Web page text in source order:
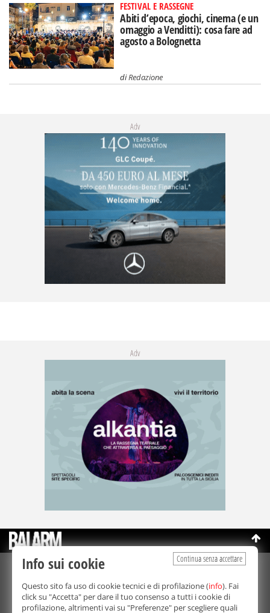
FESTIVAL E RASSEGNE
Abiti d’epoca, giochi, cinema (e un
omaggio a Venditti): cosa fare ad
agosto a Bolognetta
diRedazione
Adv
Adv
©Copyright 2003-2026
Bmedia Srl
- P.IVA 07064240828
La riproduzione totale o parziale di tutti i contenuti, in qualunque
forma, su qualsiasi supporto è proibita.
Continua senza accettare
Info sui cookie
Questo sito fa uso di cookie tecnici e di profilazione (info). Fai
click su "Accetta" per dare il tuo consenso a tutti i cookie di
profilazione, altrimenti vai su "Preferenze" per scegliere quali